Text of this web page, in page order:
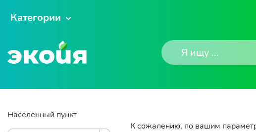
Категории
Населённый пункт
К сожалению, по вашим